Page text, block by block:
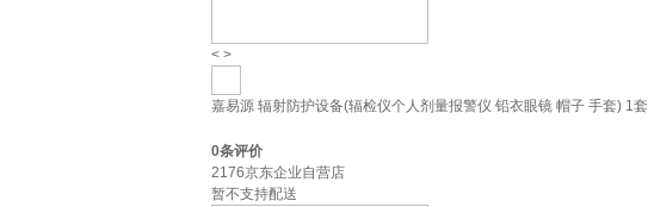
< >
嘉易源 辐射防护设备(辐检仪个人剂量报警仪 铅衣眼镜 帽子 手套) 1套
0条评价
2176京东企业自营店
暂不支持配送